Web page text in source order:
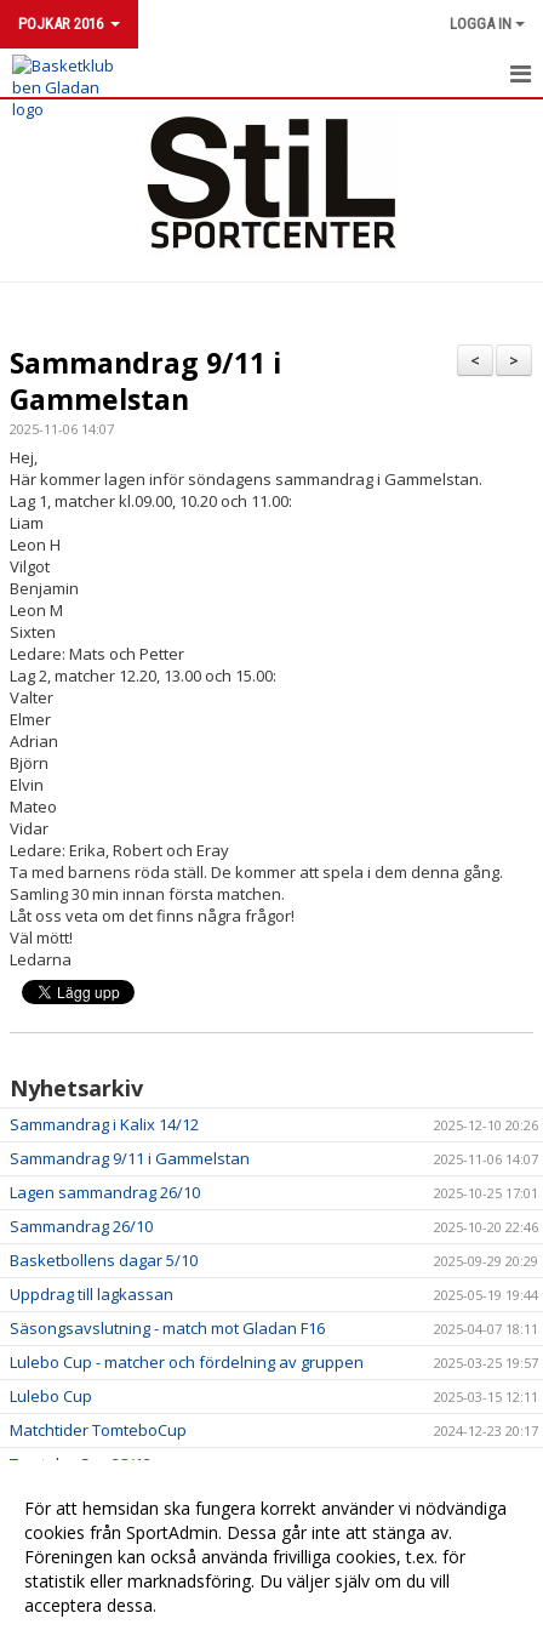
POJKAR 2016 LOGGA IN
POJKAR 2016
>
<
Sammandrag 9/11 i
Gammelstan
2025-11-06 14:07
Hej,
Här kommer lagen inför söndagens sammandrag i Gammelstan.
Lag 1, matcher kl.09.00, 10.20 och 11.00:
Liam
Leon H
Vilgot
Benjamin
Leon M
Sixten
Ledare: Mats och Petter
Lag 2, matcher 12.20, 13.00 och 15.00:
Valter
Elmer
Adrian
Björn
Elvin
Mateo
Vidar
Ledare: Erika, Robert och Eray
Ta med barnens röda ställ. De kommer att spela i dem denna gång.
Samling 30 min innan första matchen.
Låt oss veta om det finns några frågor!
Väl mött!
Ledarna
Nyhetsarkiv
Sammandrag i Kalix 14/12 2025-12-10 20:26
Sammandrag 9/11 i Gammelstan 2025-11-06 14:07
Lagen sammandrag 26/10 2025-10-25 17:01
Sammandrag 26/10 2025-10-20 22:46
Basketbollens dagar 5/10 2025-09-29 20:29
Uppdrag till lagkassan 2025-05-19 19:44
Säsongsavslutning - match mot Gladan F16 2025-04-07 18:11
Lulebo Cup - matcher och fördelning av gruppen 2025-03-25 19:57
Lulebo Cup 2025-03-15 12:11
Matchtider TomteboCup 2024-12-23 20:17
Tomtebo Cup 28/12
Träningsmatcher mot Bensbyn 13/11 2024-11-11 18:31
Träningsmatch mot Bensbyn 2024-11-05 21:34
Halloween-cup 2024-10-30 20:26
För att hemsidan ska fungera korrekt använder vi nödvändiga
cookies från SportAdmin. Dessa går inte att stänga av.
Föreningen kan också använda frivilliga cookies, t.ex. för
statistik eller marknadsföring. Du väljer själv om du vill
acceptera dessa.